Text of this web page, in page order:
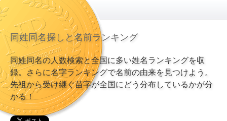
同姓同名探しと名前ランキング
同姓同名の人数検索と全国に多い姓名ランキングを収
録。さらに名字ランキングで名前の由来を見つけよう。
先祖から受け継ぐ苗字が全国にどう分布しているかが分
かる！